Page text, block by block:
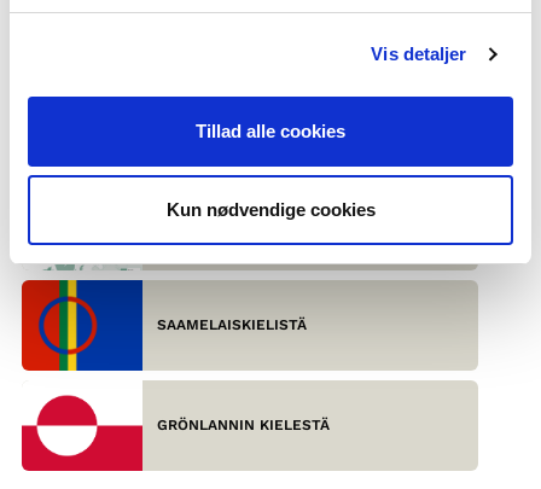
Vis detaljer
Tillad alle cookies
Kun nødvendige cookies
Vientisanoja: anorak, igloo ja kajak
SKANDINAAVISET KIELET - ULKOAPÄIN
SAAMELAISKIELISTÄ
GRÖNLANNIN KIELESTÄ